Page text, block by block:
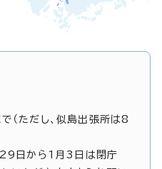
ただし、似島出張所は8
29日から1月3日は閉庁